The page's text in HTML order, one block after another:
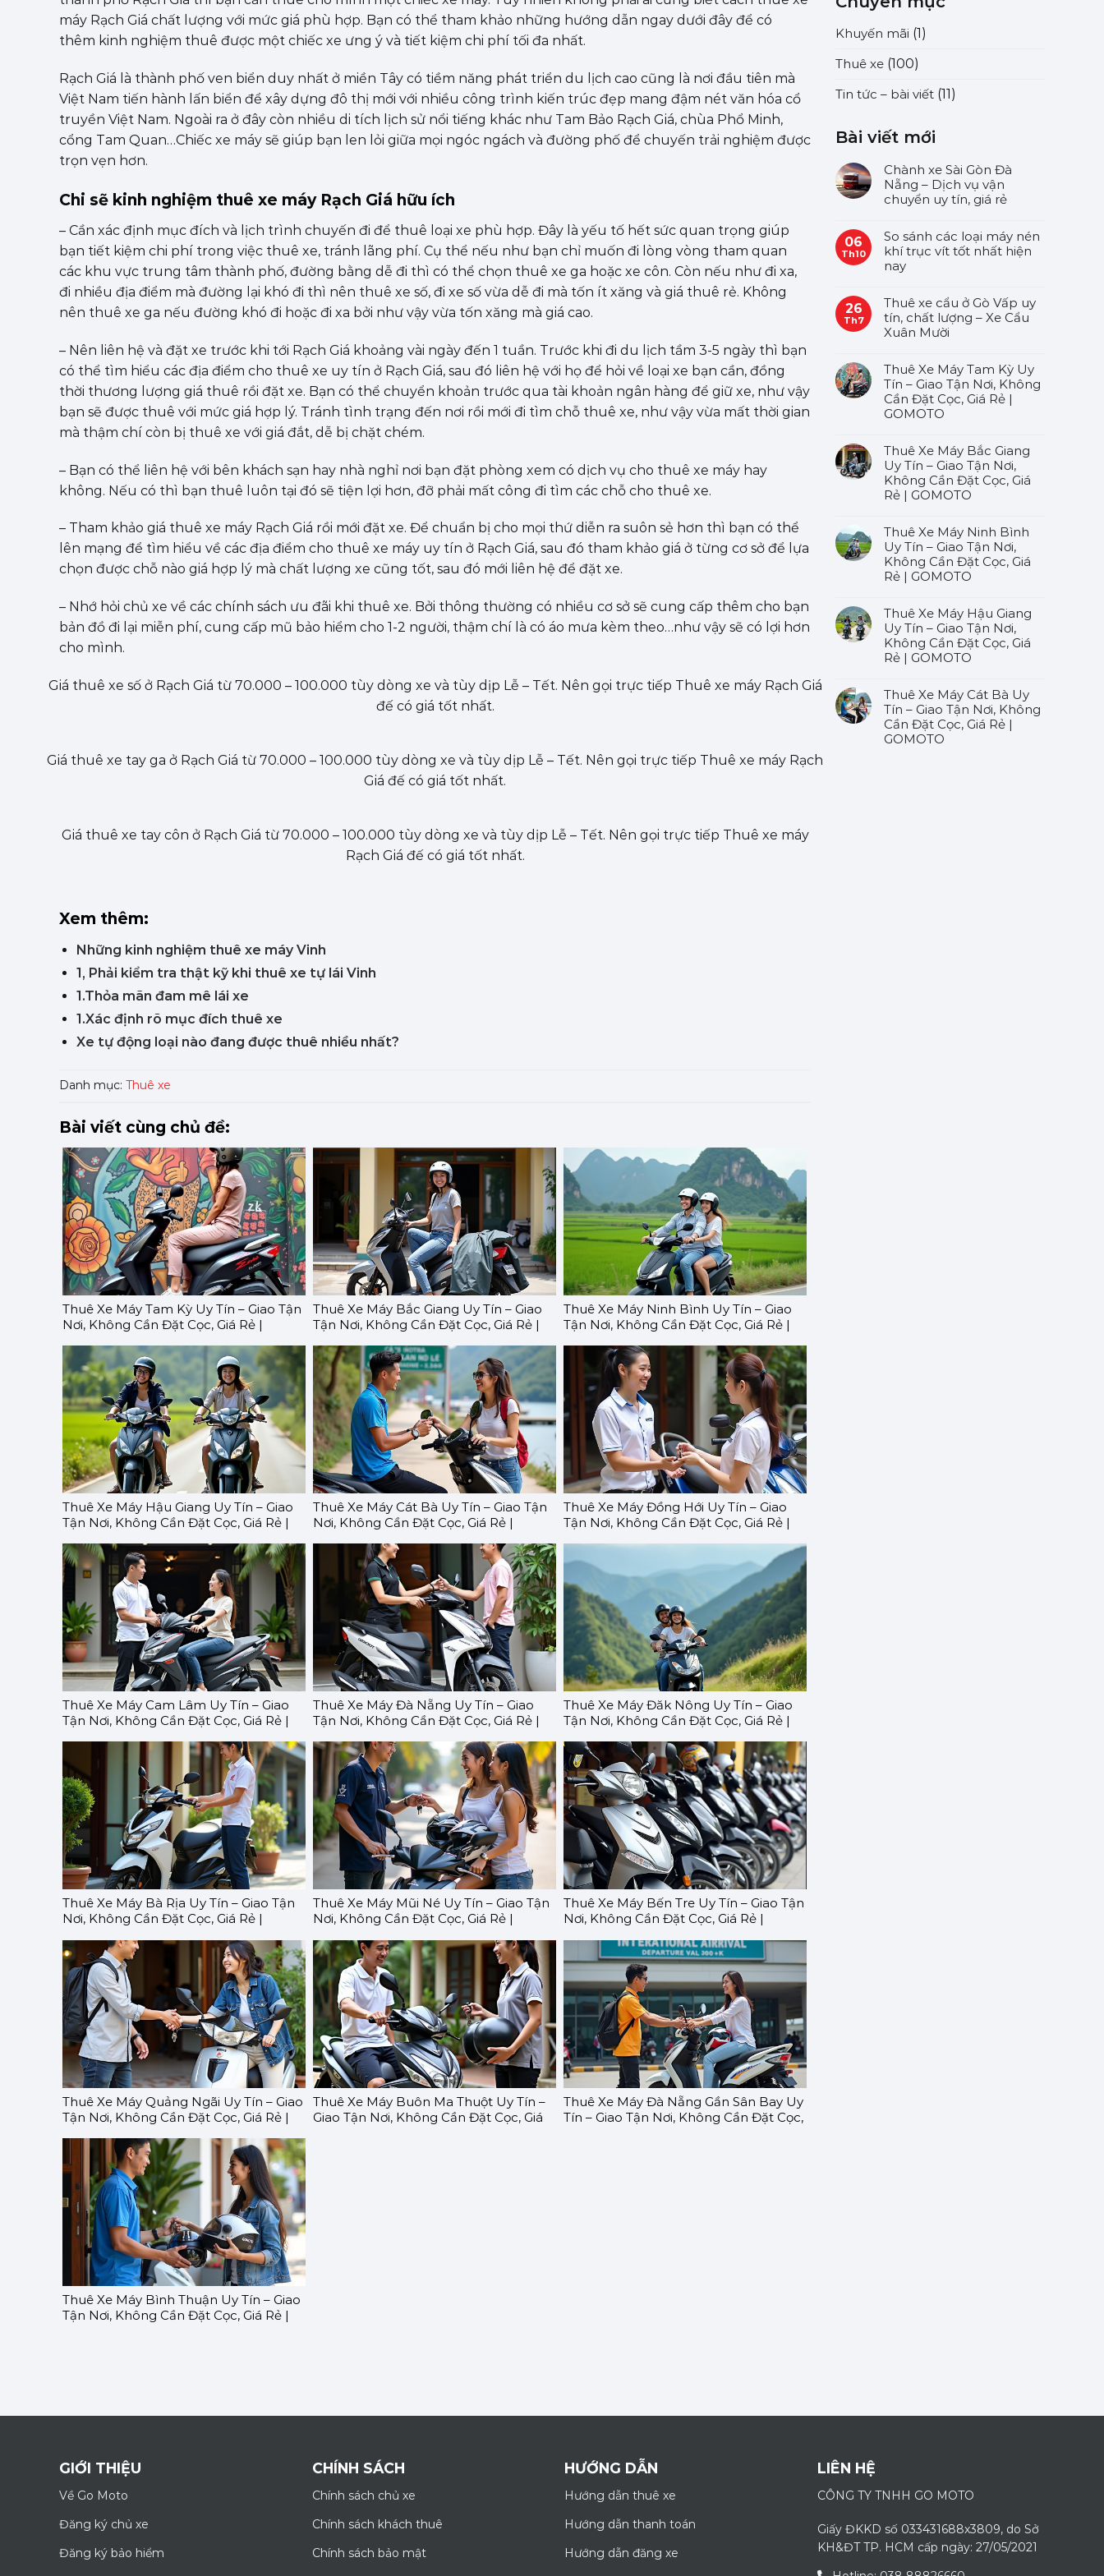
máy Rạch Giá chất lượng với mức giá phù hợp. Bạn có thể tham khảo những hướng dẫn ngay dưới đây để có
thêm kinh nghiệm thuê được một chiếc xe ưng ý và tiết kiệm chi phí tối đa nhất.
Rạch Giá là thành phố ven biển duy nhất ở miền Tây có tiềm năng phát triển du lịch cao cũng là nơi đầu tiên mà
Việt Nam tiến hành lấn biển để xây dựng đô thị mới với nhiều công trình kiến trúc đẹp mang đậm nét văn hóa cổ
truyền Việt Nam. Ngoài ra ở đây còn nhiều di tích lịch sử nổi tiếng khác như Tam Bảo Rạch Giá, chùa Phổ Minh,
cổng Tam Quan…Chiếc xe máy sẽ giúp bạn len lỏi giữa mọi ngóc ngách và đường phố để chuyến trải nghiệm được
trọn vẹn hơn.
Chi sẽ kinh nghiệm thuê xe máy Rạch Giá hữu ích
– Cần xác định mục đích và lịch trình chuyến đi để thuê loại xe phù hợp. Đây là yếu tố hết sức quan trọng giúp
bạn tiết kiệm chi phí trong việc thuê xe, tránh lãng phí. Cụ thể nếu như bạn chỉ muốn đi lòng vòng tham quan
các khu vực trung tâm thành phố, đường bằng dễ đi thì có thể chọn thuê xe ga hoặc xe côn. Còn nếu như đi xa,
đi nhiều địa điểm mà đường lại khó đi thì nên thuê xe số, đi xe số vừa dễ đi mà tốn ít xăng và giá thuê rẻ. Không
nên thuê xe ga nếu đường khó đi hoặc đi xa bởi như vậy vừa tốn xăng mà giá cao.
– Nên liên hệ và đặt xe trước khi tới Rạch Giá khoảng vài ngày đến 1 tuần. Trước khi đi du lịch tầm 3-5 ngày thì bạn
có thể tìm hiểu các địa điểm cho thuê xe uy tín ở Rạch Giá, sau đó liên hệ với họ để hỏi về loại xe bạn cần, đồng
thời thương lượng giá thuê rồi đặt xe. Bạn có thể chuyển khoản trước qua tài khoản ngân hàng để giữ xe, như vậy
bạn sẽ được thuê với mức giá hợp lý. Tránh tình trạng đến nơi rồi mới đi tìm chỗ thuê xe, như vậy vừa mất thời gian
mà thậm chí còn bị thuê xe với giá đắt, dễ bị chặt chém.
– Bạn có thể liên hệ với bên khách sạn hay nhà nghỉ nơi bạn đặt phòng xem có dịch vụ cho thuê xe máy hay
không. Nếu có thì bạn thuê luôn tại đó sẽ tiện lợi hơn, đỡ phải mất công đi tìm các chỗ cho thuê xe.
– Tham khảo giá thuê xe máy Rạch Giá rồi mới đặt xe. Để chuẩn bị cho mọi thứ diễn ra suôn sẻ hơn thì bạn có thể
lên mạng để tìm hiểu về các địa điểm cho thuê xe máy uy tín ở Rạch Giá, sau đó tham khảo giá ở từng cơ sở để lựa
chọn được chỗ nào giá hợp lý mà chất lượng xe cũng tốt, sau đó mới liên hệ để đặt xe.
– Nhớ hỏi chủ xe về các chính sách ưu đãi khi thuê xe. Bởi thông thường có nhiều cơ sở sẽ cung cấp thêm cho bạn
bản đồ đi lại miễn phí, cung cấp mũ bảo hiểm cho 1-2 người, thậm chí là có áo mưa kèm theo…như vậy sẽ có lợi hơn
cho mình.
Giá thuê xe số ở Rạch Giá từ 70.000 – 100.000 tùy dòng xe và tùy dịp Lễ – Tết. Nên gọi trực tiếp Thuê xe máy Rạch Giá
đế có giá tốt nhất.
Giá thuê xe tay ga ở Rạch Giá từ 70.000 – 100.000 tùy dòng xe và tùy dịp Lễ – Tết. Nên gọi trực tiếp Thuê xe máy Rạch
Giá đế có giá tốt nhất.
Giá thuê xe tay côn ở Rạch Giá từ 70.000 – 100.000 tùy dòng xe và tùy dịp Lễ – Tết. Nên gọi trực tiếp Thuê xe máy
Rạch Giá đế có giá tốt nhất.
Xem thêm:
Những kinh nghiệm thuê xe máy Vinh
1, Phải kiểm tra thật kỹ khi thuê xe tự lái Vinh
1.Thỏa mãn đam mê lái xe
1.Xác định rõ mục đích thuê xe
Xe tự động loại nào đang được thuê nhiều nhất?
Danh mục: Thuê xe
Bài viết cùng chủ đề:
Thuê Xe Máy Tam Kỳ Uy Tín – Giao Tận
Nơi, Không Cần Đặt Cọc, Giá Rẻ |
Thuê Xe Máy Bắc Giang Uy Tín – Giao
Tận Nơi, Không Cần Đặt Cọc, Giá Rẻ |
Thuê Xe Máy Ninh Bình Uy Tín – Giao
Tận Nơi, Không Cần Đặt Cọc, Giá Rẻ |
Thuê Xe Máy Hậu Giang Uy Tín – Giao
Tận Nơi, Không Cần Đặt Cọc, Giá Rẻ |
Thuê Xe Máy Cát Bà Uy Tín – Giao Tận
Nơi, Không Cần Đặt Cọc, Giá Rẻ |
Thuê Xe Máy Đồng Hới Uy Tín – Giao
Tận Nơi, Không Cần Đặt Cọc, Giá Rẻ |
Thuê Xe Máy Cam Lâm Uy Tín – Giao
Tận Nơi, Không Cần Đặt Cọc, Giá Rẻ |
Thuê Xe Máy Đà Nẵng Uy Tín – Giao
Tận Nơi, Không Cần Đặt Cọc, Giá Rẻ |
Thuê Xe Máy Đăk Nông Uy Tín – Giao
Tận Nơi, Không Cần Đặt Cọc, Giá Rẻ |
Thuê Xe Máy Bà Rịa Uy Tín – Giao Tận
Nơi, Không Cần Đặt Cọc, Giá Rẻ |
Thuê Xe Máy Mũi Né Uy Tín – Giao Tận
Nơi, Không Cần Đặt Cọc, Giá Rẻ |
Thuê Xe Máy Bến Tre Uy Tín – Giao Tận
Nơi, Không Cần Đặt Cọc, Giá Rẻ |
Thuê Xe Máy Quảng Ngãi Uy Tín – Giao
Tận Nơi, Không Cần Đặt Cọc, Giá Rẻ |
Thuê Xe Máy Buôn Ma Thuột Uy Tín –
Giao Tận Nơi, Không Cần Đặt Cọc, Giá
Thuê Xe Máy Đà Nẵng Gần Sân Bay Uy
Tín – Giao Tận Nơi, Không Cần Đặt Cọc,
Thuê Xe Máy Bình Thuận Uy Tín – Giao
Tận Nơi, Không Cần Đặt Cọc, Giá Rẻ |
Khuyến mãi (1)
Thuê xe (100)
Tin tức – bài viết (11)
Bài viết mới
Chành xe Sài Gòn Đà
Nẵng – Dịch vụ vận
chuyển uy tín, giá rẻ
06
Th10
So sánh các loại máy nén
khí trục vít tốt nhất hiện
nay
26
Th7
Thuê xe cẩu ở Gò Vấp uy
tín, chất lượng – Xe Cẩu
Xuân Mười
Thuê Xe Máy Tam Kỳ Uy
Tín – Giao Tận Nơi, Không
Cần Đặt Cọc, Giá Rẻ |
GOMOTO
Thuê Xe Máy Bắc Giang
Uy Tín – Giao Tận Nơi,
Không Cần Đặt Cọc, Giá
Rẻ | GOMOTO
Thuê Xe Máy Ninh Bình
Uy Tín – Giao Tận Nơi,
Không Cần Đặt Cọc, Giá
Rẻ | GOMOTO
Thuê Xe Máy Hậu Giang
Uy Tín – Giao Tận Nơi,
Không Cần Đặt Cọc, Giá
Rẻ | GOMOTO
Thuê Xe Máy Cát Bà Uy
Tín – Giao Tận Nơi, Không
Cần Đặt Cọc, Giá Rẻ |
GOMOTO
GIỚI THIỆU
Về Go Moto
Đăng ký chủ xe
Đăng ký bảo hiểm
CHÍNH SÁCH
Chính sách chủ xe
Chính sách khách thuê
Chính sách bảo mật
HƯỚNG DẪN
Hướng dẫn thuê xe
Hướng dẫn thanh toán
Hướng dẫn đăng xe
LIÊN HỆ
CÔNG TY TNHH GO MOTO
Giấy ĐKKD số 033431688x3809, do Sở
KH&ĐT TP. HCM cấp ngày: 27/05/2021